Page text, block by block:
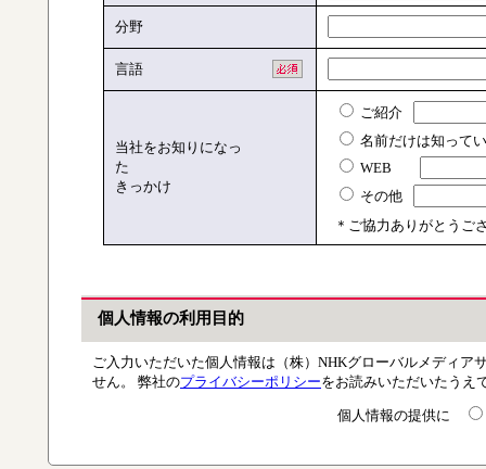
分野
言語
当社をお知りになっ
た
きっかけ
ご紹介
名前だけは知って
WEB
その他
＊ご協力ありがとうご
個人情報の利用目的
ご入力いただいた個人情報は（株）NHKグローバルメディ
せん。 弊社のプライバシーポリシーをお読みいただいたうえ
個人情報の提供に